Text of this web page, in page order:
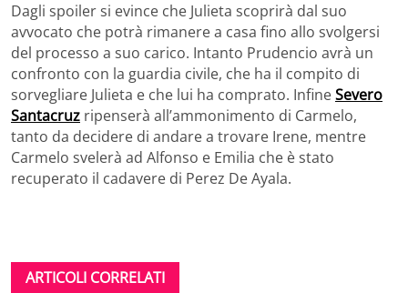
Dagli spoiler si evince che Julieta scoprirà dal suo
avvocato che potrà rimanere a casa fino allo svolgersi
del processo a suo carico. Intanto Prudencio avrà un
confronto con la guardia civile, che ha il compito di
sorvegliare Julieta e che lui ha comprato. InfineSevero
Santacruz ripenserà all’ammonimento di Carmelo,
tanto da decidere di andare a trovare Irene, mentre
Carmelo svelerà ad Alfonso e Emilia che è stato
recuperato il cadavere di Perez De Ayala.
ARTICOLI CORRELATI